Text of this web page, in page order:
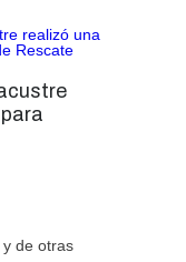
de otras